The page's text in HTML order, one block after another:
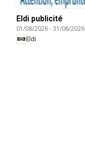
Eldi publicité
01/08/2026-31/08/2026
Eldi